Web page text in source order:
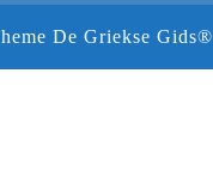
De Griekse Gids®